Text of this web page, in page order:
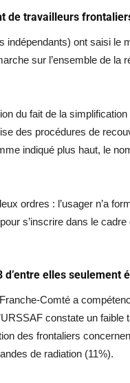
de travailleurs
ont saisi le
sur l’ensemble de la
du fait de la simplification
des procédures de
indiqué plus haut, le
ordres : l’usager n’a
s’inscrire dans le
elles seulement
Comté a
constate un faible
des frontaliers
de radiation (11%).